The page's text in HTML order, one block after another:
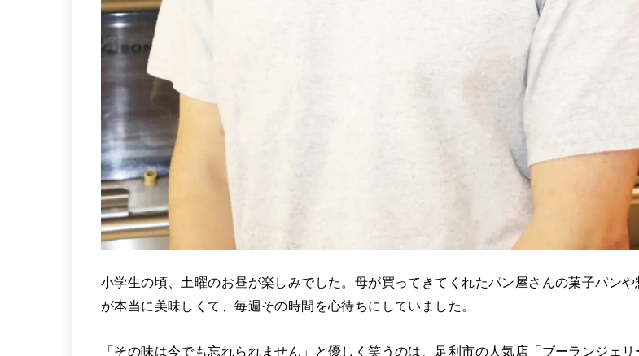
小学生の頃、土曜のお昼が楽しみでした。母が買ってきてくれたパン屋さんの菓子パンや
が本当に美味しくて、毎週その時間を心待ちにしていました。
「その味は今でも忘れられません」と優しく笑うのは、足利市の人気店「ブーランジェリ